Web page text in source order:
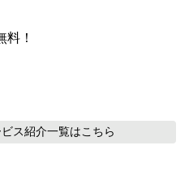
料！
ス紹介一覧はこちら